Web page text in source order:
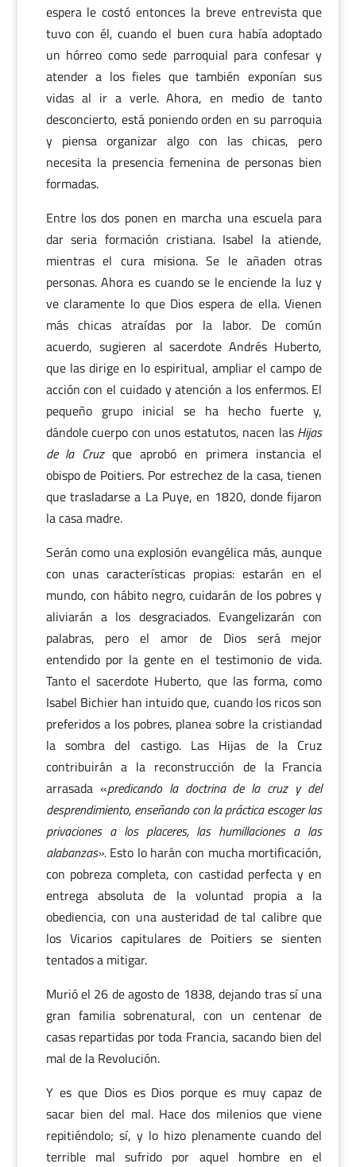
espera le costó entonces la breve entrevista que
tuvo con él, cuando el buen cura había adoptado
un hórreo como sede parroquial para confesar y
atender a los fieles que también exponían sus
vidas al ir a verle. Ahora, en medio de tanto
desconcierto, está poniendo orden en su parroquia
y piensa organizar algo con las chicas, pero
necesita la presencia femenina de personas bien
formadas.
Entre los dos ponen en marcha una escuela para
dar seria formación cristiana. Isabel la atiende,
mientras el cura misiona. Se le añaden otras
personas. Ahora es cuando se le enciende la luz y
ve claramente lo que Dios espera de ella. Vienen
más chicas atraídas por la labor. De común
acuerdo, sugieren al sacerdote Andrés Huberto,
que las dirige en lo espiritual, ampliar el campo de
acción con el cuidado y atención a los enfermos. El
pequeño grupo inicial se ha hecho fuerte y,
dándole cuerpo con unos estatutos, nacen las Hijas
de la Cruzque aprobó en primera instancia el
obispo de Poitiers. Por estrechez de la casa, tienen
que trasladarse a La Puye, en 1820, donde fijaron
la casa madre.
Serán como una explosión evangélica más, aunque
con unas características propias: estarán en el
mundo, con hábito negro, cuidarán de los pobres y
aliviarán a los desgraciados. Evangelizarán con
palabras, pero el amor de Dios será mejor
entendido por la gente en el testimonio de vida.
Tanto el sacerdote Huberto, que las forma, como
Isabel Bichier han intuido que, cuando los ricos son
preferidos a los pobres, planea sobre la cristiandad
la sombra del castigo. Las Hijas de la Cruz
contribuirán a la reconstrucción de la Francia
arrasada «predicando la doctrina de la cruz y del
desprendimiento, enseñando con la práctica escoger las
privaciones a los placeres, las humillaciones a las
alabanzas».Esto lo harán con mucha mortificación,
con pobreza completa, con castidad perfecta y en
entrega absoluta de la voluntad propia a la
obediencia, con una austeridad de tal calibre que
los Vicarios capitulares de Poitiers se sienten
tentados a mitigar.
Murió el 26 de agosto de 1838, dejando tras sí una
gran familia sobrenatural, con un centenar de
casas repartidas por toda Francia, sacando bien del
mal de la Revolución.
Y es que Dios es Dios porque es muy capaz de
sacar bien del mal. Hace dos milenios que viene
repitiéndolo; sí, y lo hizo plenamente cuando del
terrible mal sufrido por aquel hombre en el